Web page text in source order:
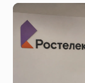
вчера, 14:33
Минцифры
для